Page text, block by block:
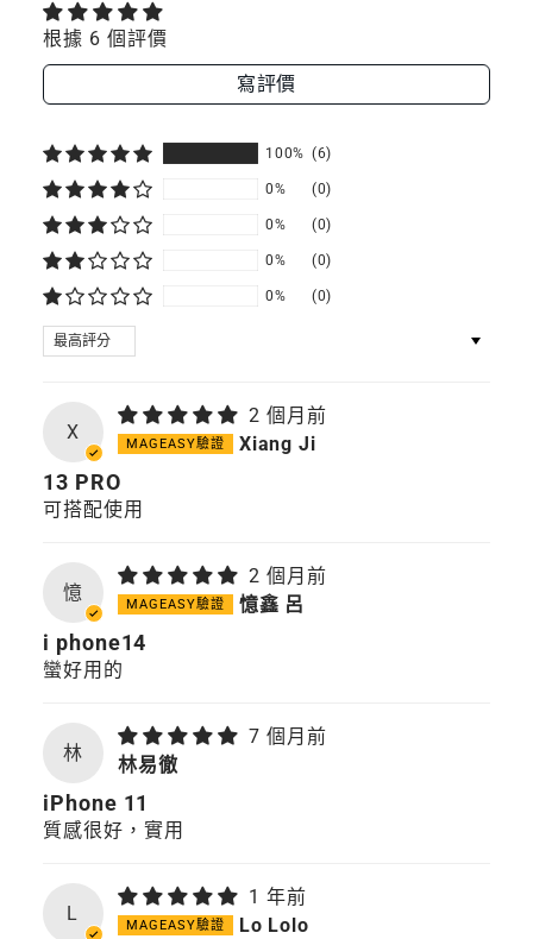
(相
iOS
Android
根據 6 個評價
寫評價
100% (6)
0% (0)
0% (0)
0% (0)
0% (0)
SORT BY
X
2 個月前
Xiang Ji
13 PRO
可搭配使用
憶
2 個月前
憶鑫 呂
i phone14
蠻好用的
林
7 個月前
林易徹
iPhone 11
質感很好，實用
L
1 年前
Lo Lolo